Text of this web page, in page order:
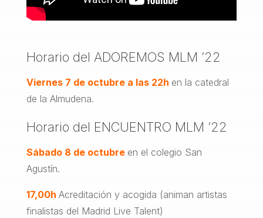
Horario del ADOREMOS MLM ’22
Viernes 7 de octubre a las 22h en la catedral
de la Almudena.
Horario del ENCUENTRO MLM ’22
Sábado 8 de octubre en el colegio San
Agustín.
17,00h Acreditación y acogida (animan artistas
finalistas del Madrid Live Talent)